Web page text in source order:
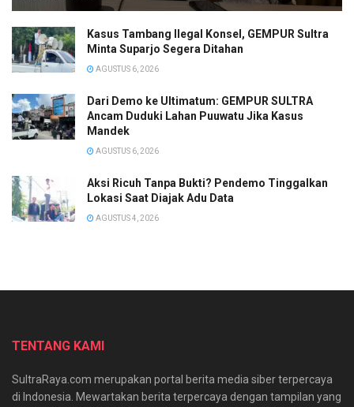
Kasus Tambang Ilegal Konsel, GEMPUR Sultra
Minta Suparjo Segera Ditahan
AGUSTUS 6, 2026
Dari Demo ke Ultimatum: GEMPUR SULTRA
Ancam Duduki Lahan Puuwatu Jika Kasus
Mandek
AGUSTUS 6, 2026
Aksi Ricuh Tanpa Bukti? Pendemo Tinggalkan
Lokasi Saat Diajak Adu Data
AGUSTUS 4, 2026
TENTANG KAMI
SultraRaya.com merupakan portal berita media siber terpercaya
di Indonesia. Mewartakan berita terpercaya dengan tampilan yang